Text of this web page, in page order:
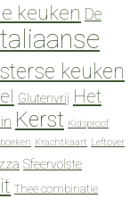
keuken De
keuken
Glutenvrij Het
Kerst Kidsproof
Krachtkaart Leftover
Sfeervolste
Thee combinatie